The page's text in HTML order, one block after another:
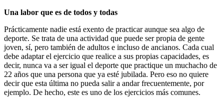
Una labor que es de todos y todas
Prácticamente nadie está exento de practicar aunque sea algo de
deporte. Se trata de una actividad que puede ser propia de gente
joven, sí, pero también de adultos e incluso de ancianos. Cada cual
debe adaptar el ejercicio que realice a sus propias capacidades, es
decir, nunca va a ser igual el deporte que practique un muchacho de
22 años que una persona que ya esté jubilada. Pero eso no quiere
decir que esta última no pueda salir a andar frecuentemente, por
ejemplo. De hecho, este es uno de los ejercicios más comunes.